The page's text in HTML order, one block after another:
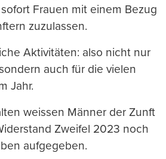
Frauen mit einem Bezug
zuzulassen.
Aktivitäten: also nicht nur
auch für die vielen
Jahr.
weissen Männer der Zunft
Zweifel 2023 noch
aufgegeben.